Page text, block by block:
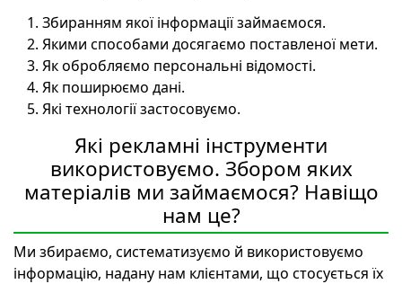
Збиранням якої інформації займаємося.
Якими способами досягаємо поставленої мети.
Як обробляємо персональні відомості.
Як поширюємо дані.
Які технології застосовуємо.
Які рекламні інструменти
використовуємо. Збором яких
матеріалів ми займаємося? Навіщо
нам це?
Ми збираємо, систематизуємо й використовуємо
інформацію, надану нам клієнтами, що стосується їх